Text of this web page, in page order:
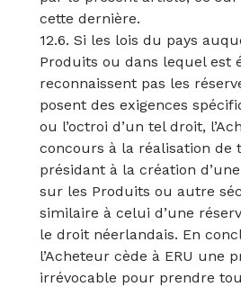
cette dernière.
12.6. Si les lois du pays
Produits ou dans lequel est
reconnaissent pas les
posent des exigences
ou l’octroi d’un tel droit,
concours à la réalisation de
présidant à la création
sur les Produits ou autre
similaire à celui d’une
le droit néerlandais. En
l’Acheteur cède à ERU une
irrévocable pour prendre